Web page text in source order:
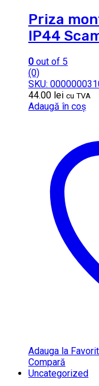
Priza
IP44
0 out of 5
(0)
SKU:
44.00 lei cu TVA
Adaugă în coș
Adauga la
Compară
Uncategorized